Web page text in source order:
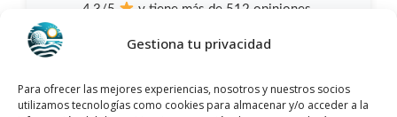
Gestiona tu privacidad
Para ofrecer las mejores experiencias, nosotros y nuestros socios
utilizamos tecnologías como cookies para almacenar y/o acceder a la
4,3/5
y tiene más de 512 opiniones.
Llamar Ahora
Como llegar a Las Ramblas Golf